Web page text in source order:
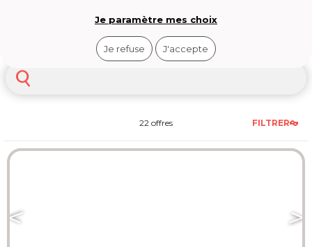
Loisirs
Shop-it
Terre de passions, de fêtes
inventive , la Catalogne attire chaque
année des millions de voyageurs en
compromis sur la qualité ni sur le
Barcelone Lloret de Mar
22 offres FILTRER
Je paramètre mes choix
Je refuse J'accepte